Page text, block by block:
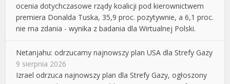
ocenia dotychczasowe rządy koalicji pod kierownictwem
premiera Donalda Tuska, 35,9 proc. pozytywnie, a 6,1 proc.
nie ma zdania - wynika z badania dla Wirtualnej Polski.
Netanjahu: odrzucamy najnowszy plan USA dla Strefy Gazy
9 sierpnia 2026
Izrael odrzuca najnowszy plan dla Strefy Gazy, ogłoszony